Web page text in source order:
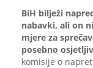
BiH bilježi
nabavki, ali on
mjere za
posebno
komisije o